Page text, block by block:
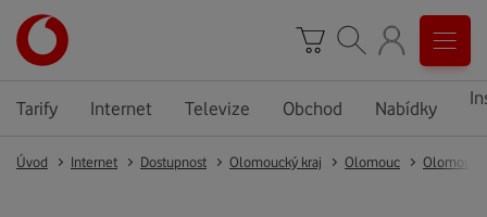
Tarify Internet Televize Obchod Nabídky
Úvod Internet Dostupnost Olomoucký kraj Olomouc Olomouc